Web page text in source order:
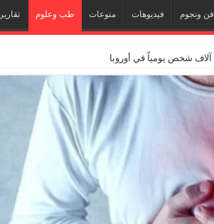
فن ونجوم فيديوهات منوعات طب وعلوم